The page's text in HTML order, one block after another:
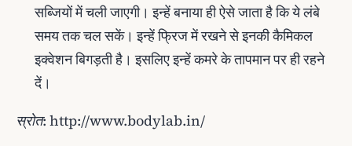
सब्‍जियों में चली जाएगी। इन्‍हें बनाया ही ऐसे जाता है कि ये लंबे
समय तक चल सकें। इन्‍हें फ्रिज में रखने से इनकी कैमिकल
इक्‍वेशन बिगड़ती है। इसलिए इन्‍हें कमरे के तापमान पर ही रहने
दें।
स्रोत: http://www.bodylab.in/